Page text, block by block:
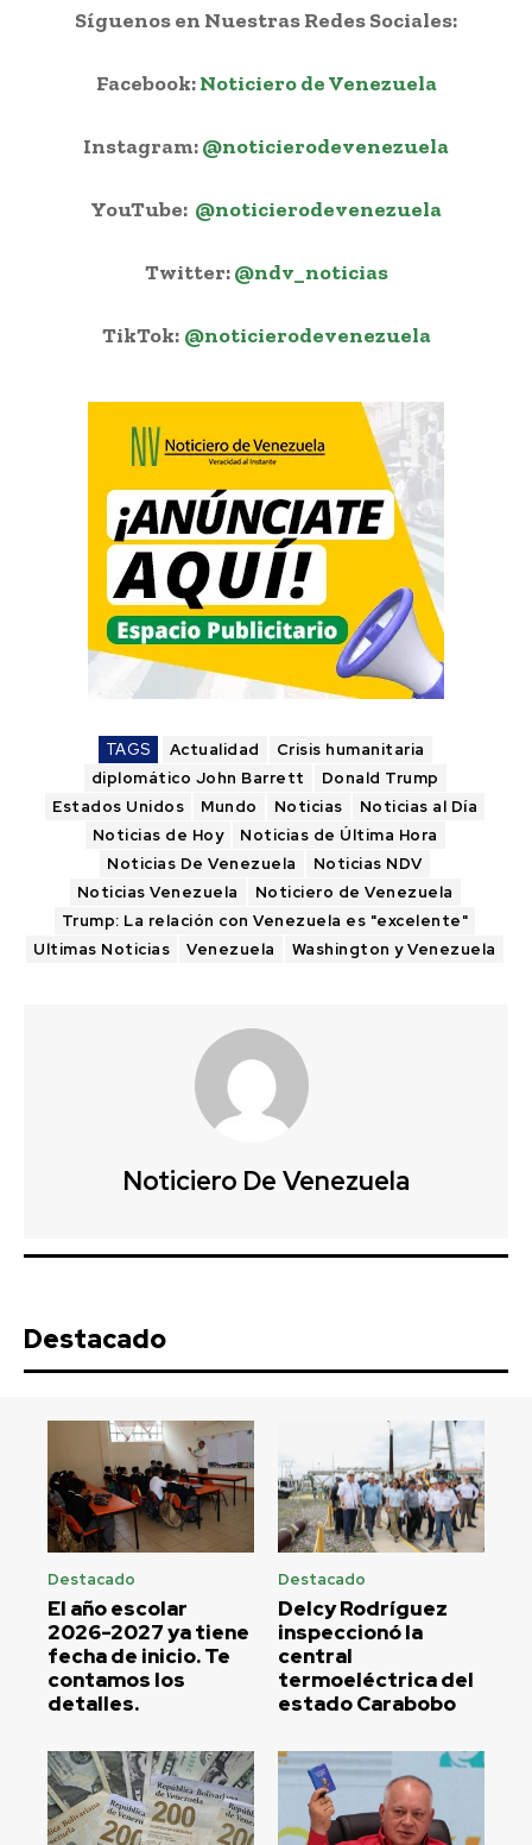
Síguenos en Nuestras Redes Sociales:
Facebook:Noticiero de Venezuela
Instagram:@noticierodevenezuela
YouTube: @noticierodevenezuela
Twitter:@ndv_noticias
TikTok: @noticierodevenezuela
TAGS Actualidad
Crisis humanitaria
diplomático John Barrett
Donald Trump
Estados Unidos
Mundo Noticias
Noticias al Día
Noticias de Hoy
Noticias de Última Hora
Noticias De Venezuela
Noticias NDV
Noticias Venezuela
Noticiero de Venezuela
Trump: La relación con Venezuela es "excelente"
Ultimas Noticias
Venezuela Washington y Venezuela
Noticiero De Venezuela
Destacado
Destacado
El año escolar
2026-2027 ya tiene
fecha de inicio. Te
contamos los
detalles.
Destacado
Delcy Rodríguez
inspeccionó la
central
termoeléctrica del
estado Carabobo